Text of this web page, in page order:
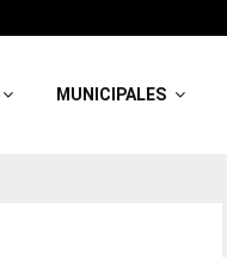
MUNICIPALES